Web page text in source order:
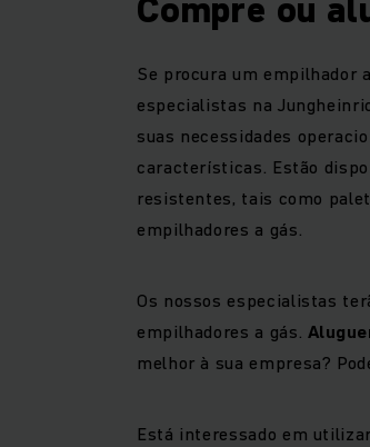
Se procura um empilhador
especialistas na
suas necessidades
características. Estão
resistentes, tais como
empilhadores a gás.
Os nossos especialistas
empilhadores a gás.
melhor à sua empresa?
Está interessado em